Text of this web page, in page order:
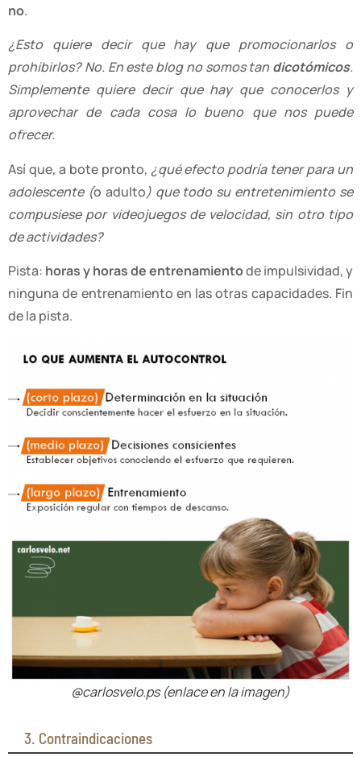
no.
¿Esto quiere decir que hay que promocionarlos o
prohibirlos? No. En este blog no somos tan dicotómicos.
Simplemente quiere decir que hay que conocerlos y
aprovechar de cada cosa lo bueno que nos puede
ofrecer.
Así que, a bote pronto, ¿qué efecto podría tener para un
adolescente (o adulto) que todo su entretenimiento se
compusiese por videojuegos de velocidad, sin otro tipo
de actividades?
Pista: horas y horas de entrenamientode impulsividad, y
ninguna de entrenamiento en las otras capacidades. Fin
de la pista.
@carlosvelo.ps (enlace en la imagen)
3. Contraindicaciones